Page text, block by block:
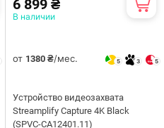
6 899 ₴
В наличии
от 1380 ₴/мес. 5 3 5
Устройство видеозахвата
Streamplify Capture 4K Black
(SPVC-CA12401.11)